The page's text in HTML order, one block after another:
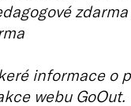
informace o
webu GoOut.